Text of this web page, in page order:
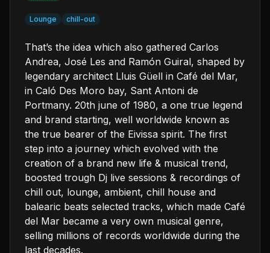
Lounge chill-out
That’s the idea which also gathered Carlos
Andrea, José Les and Ramón Guiral, shaped by
legendary architect Lluis Güell in Café del Mar,
in Caló Des Moro bay, Sant Antoni de
Portmany. 20th june of 1980, a one true legend
and brand starting, well worldwide known as
the true bearer of the Eivissa spirit. The first
step into a journey which evolved with the
creation of a brand new life & musical trend,
boosted trough Dj live sessions & recordings of
chill out, lounge, ambient, chill house and
balearic beats selected tracks, which made Café
del Mar became a very own musical genre,
selling millions of records worldwide during the
last decades.